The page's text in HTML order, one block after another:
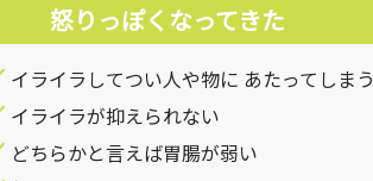
怒りっぽくなってきた
イライラしてつい人や物に あたってしまう
イライラが抑えられない
どちらかと言えば胃腸が弱い